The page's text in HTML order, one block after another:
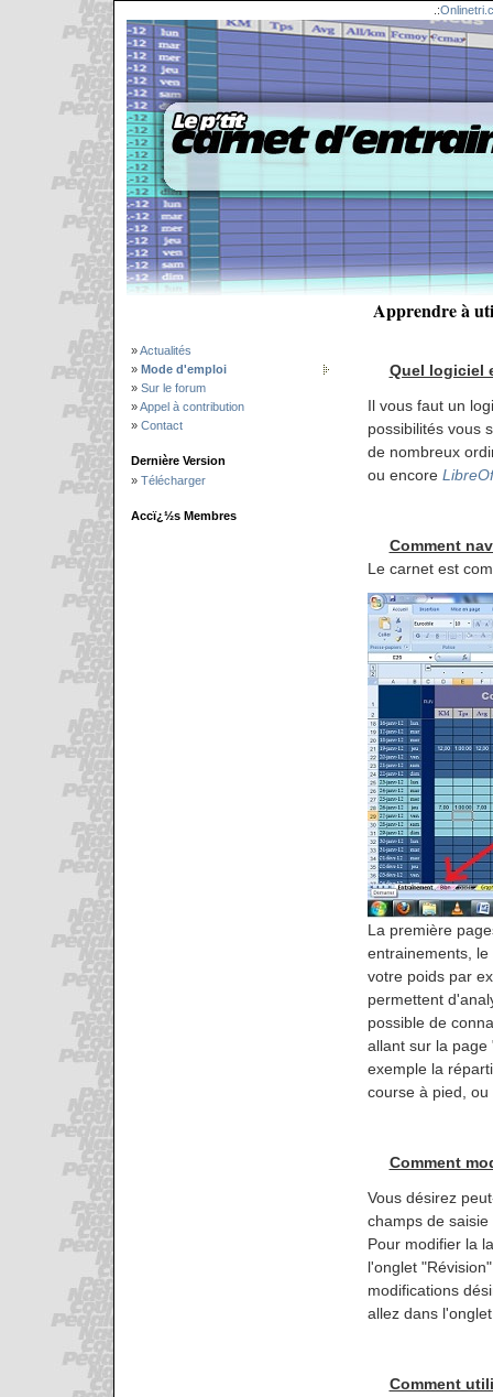
.:
Apprendre à
»Actualités
» Mode d'emploi
» Sur le forum
»Appel à contribution
» Contact
Dernière Version
» Télécharger
Accï¿½s Membres
Quel logiciel
Il vous faut un
possibilités vous
de nombreux
ou encore
Comment
Le carnet est
La première
entrainements,
votre poids par
permettent
possible de
allant sur la page
exemple la
course à pied,
Comment
Vous désirez
champs de
Pour modifier la
l'onglet
modifications
allez dans
Comment